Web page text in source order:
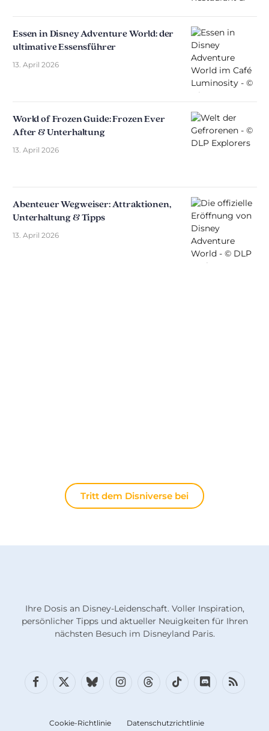
Essen in Disney Adventure World: der
ultimative Essensführer
13. April 2026
World of Frozen Guide: Frozen Ever
After & Unterhaltung
13. April 2026
Abenteuer Wegweiser: Attraktionen,
Unterhaltung & Tipps
13. April 2026
Tritt dem Disniverse bei
Ihre Dosis an Disney-Leidenschaft. Voller Inspiration,
persönlicher Tipps und aktueller Neuigkeiten für Ihren
nächsten Besuch im Disneyland Paris.
Facebook
X
BlueskyInstagramFäden TikTokDiskordRSS
Cookie-Richtlinie
Datenschutzrichtlinie